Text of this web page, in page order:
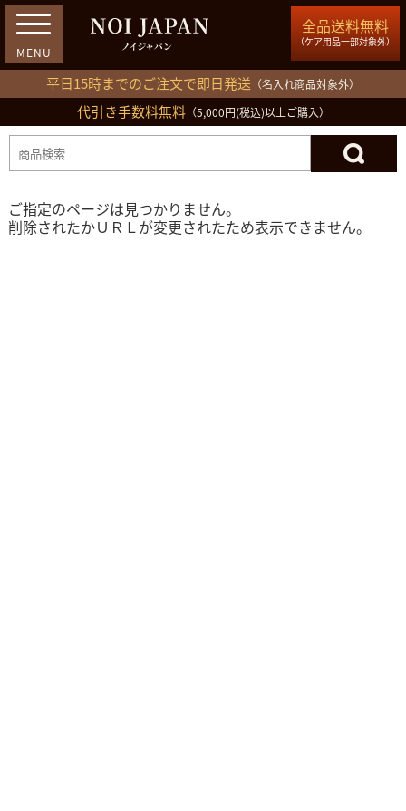
全品送料無料
（ケア用品一部対象外）
平日15時までのご注文で即日発送 （名入れ商品対象外）
代引き手数料無料（5,000円(税込)以上ご購入）
03-5809-1212
ログイン 会員登録 買い物カゴ
ご指定のページは見つかりません。
削除されたかＵＲＬが変更されたため表示できません。